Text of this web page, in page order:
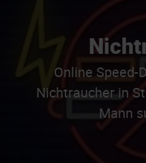
Online Speed-
Nichtraucher in
Mann